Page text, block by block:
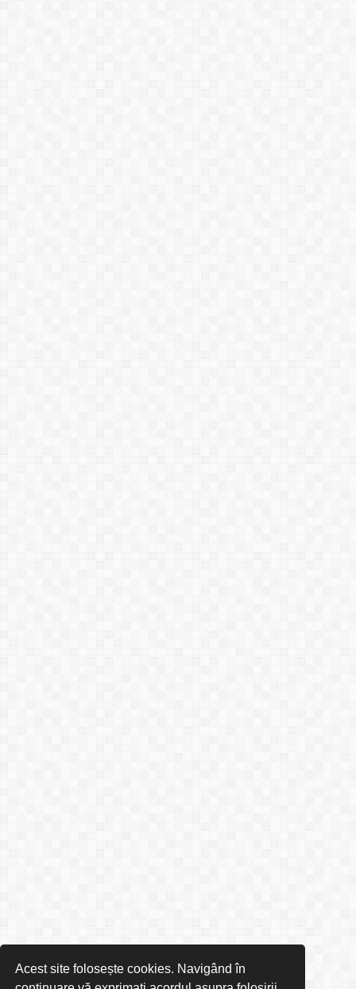
Acest site folosește cookies. Navigând în